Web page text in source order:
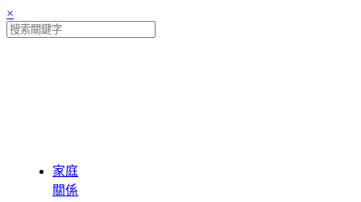
×
家庭
關係